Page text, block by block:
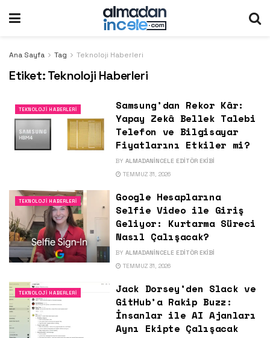
Ana Sayfa Tag Teknoloji Haberleri
Etiket:Teknoloji Haberleri
TEKNOLOJI HABERLERI
Samsung’dan Rekor Kâr:
Yapay Zekâ Bellek Talebi
Telefon ve Bilgisayar
Fiyatlarını Etkiler mi?
BY ALMADANINCELE EDITÖR EKIBI
TEMMUZ 31, 2026
TEKNOLOJI HABERLERI
Google Hesaplarına
Selfie Video ile Giriş
Geliyor: Kurtarma Süreci
Nasıl Çalışacak?
BY ALMADANINCELE EDITÖR EKIBI
TEMMUZ 31, 2026
TEKNOLOJI HABERLERI
Jack Dorsey’den Slack ve
GitHub’a Rakip Buzz:
İnsanlar ile AI Ajanları
Aynı Ekipte Çalışacak